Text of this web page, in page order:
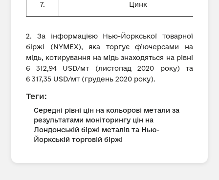
7. Цинк
2. За інформацією Нью-Йоркської товарної
біржі (NYMEX), яка торгує ф’ючерсами на
мідь, котирування на мідь знаходяться на рівні
6 312,94 USD/мт (листопад 2020 року) та
6 317,35 USD/мт (грудень 2020 року).
Теги:
Середні рівні цін на кольорові метали за
результатами моніторингу цін на
Лондонській біржі металів та Нью-
Йоркській торговій біржі